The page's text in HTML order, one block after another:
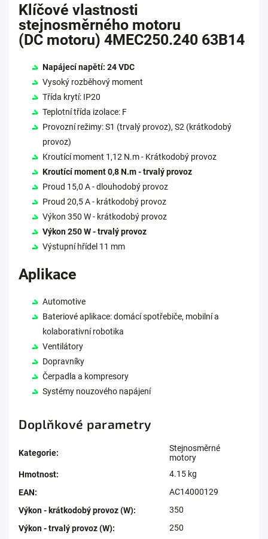
Klíčové vlastnosti
stejnosměrného motoru
(DC motoru) 4MEC250.240 63B14
Napájecí napětí: 24 VDC
Vysoký rozběhový moment
Třída krytí: IP20
Teplotní třída izolace: F
Provozní režimy: S1 (trvalý provoz), S2 (krátkodobý
provoz)
Kroutící moment 1,12 N.m - Krátkodobý provoz
Kroutící moment 0,8 N.m - trvalý provoz
Proud 15,0 A - dlouhodobý provoz
Proud 20,5 A - krátkodobý provoz
Výkon 350 W - krátkodobý provoz
Výkon 250 W - trvalý provoz
Výstupní hřídel 11 mm
Aplikace
Automotive
Bateriové aplikace: domácí spotřebiče, mobilní a
kolaborativní robotika
Ventilátory
Dopravníky
Čerpadla a kompresory
Systémy nouzového napájení
Doplňkové parametry
Kategorie:
Stejnosměrné
motory
Hmotnost:
4.15 kg
EAN:
AC14000129
Výkon - krátkodobý provoz (W):
350
Výkon - trvalý provoz (W):
250